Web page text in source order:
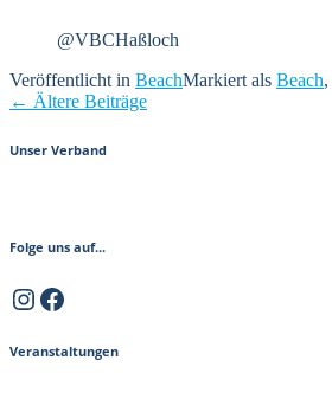
–
Update
🏆“
@VBCHaßloch
Veröffentlicht in BeachMarkiert als Beach,
Posts
navigation
← Ältere Beiträge
Unser Verband
Folge uns auf...
Instagram
Facebook
Veranstaltungen